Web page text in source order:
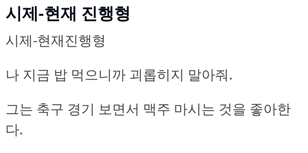
시제-현재 진행형
시제-현재진행형
나 지금 밥 먹으니까 괴롭히지 말아줘.
그는 축구 경기 보면서 맥주 마시는 것을 좋아한
다.